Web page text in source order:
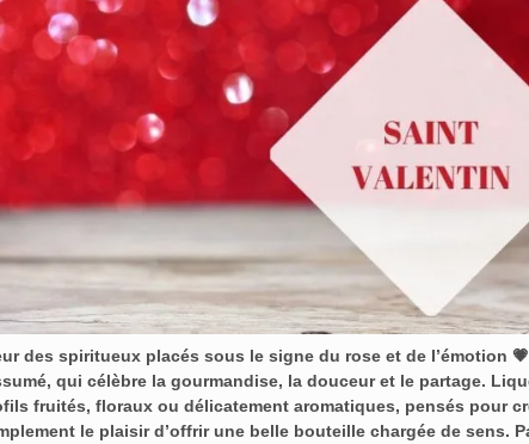
des spiritueux placés sous le signe du rose et de l’émotion
, qui célèbre la gourmandise, la douceur et le partage.
fruités, floraux ou délicatement aromatiques, pensés pour
le plaisir d’offrir une belle bouteille chargée de sens.